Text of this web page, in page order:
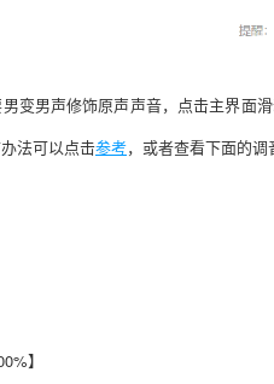
变男声修饰原声声音，点击主界面
法可以点击参考，或者查看下面的调
】